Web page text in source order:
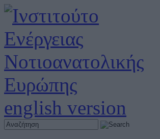
english version